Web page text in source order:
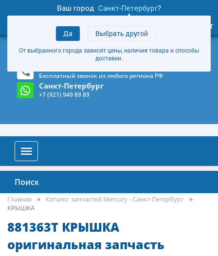
Ваш город Санкт-Петербург?
Да Выбрать другой
От выбранного города зависят цены, наличие товара и способы
доставки.
товаров
Личный кабинет
+7 (921) 949 89 89
Магазин и склад в Санкт-Петербурге (Карта)
Бесплатный звонок из любого региона РФ
Санкт-Петербург
+7 (921) 949 89 89
Поиск
Главная
Каталог запчастей Mercury - Санкт-Петербург
КРЫШКА
881363T КРЫШКА
оригинальная запчасть